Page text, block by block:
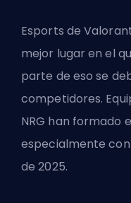
Esports de
mejor lugar en el
parte de eso se
competidores.
NRG han formado
especialmente
de 2025.